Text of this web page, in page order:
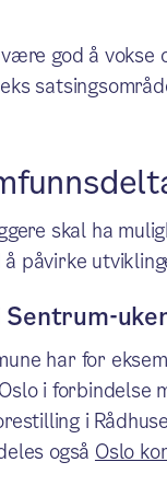
god å vokse
skal ha
påvirke
Sentrum-
har for
i forbindelse
i
også Oslo